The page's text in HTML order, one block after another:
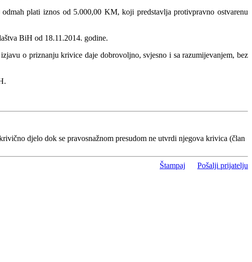
plati iznos od 5.000,00 KM, koji predstavlja protivpravno ostvarenu
BiH od 18.11.2014. godine.
o priznanju krivice daje dobrovoljno, svjesno i sa razumijevanjem, bez
djelo dok se pravosnažnom presudom ne utvrdi njegova krivica (član
Štampaj Pošalji prijatelju